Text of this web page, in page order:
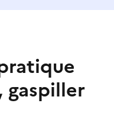
gaspiller